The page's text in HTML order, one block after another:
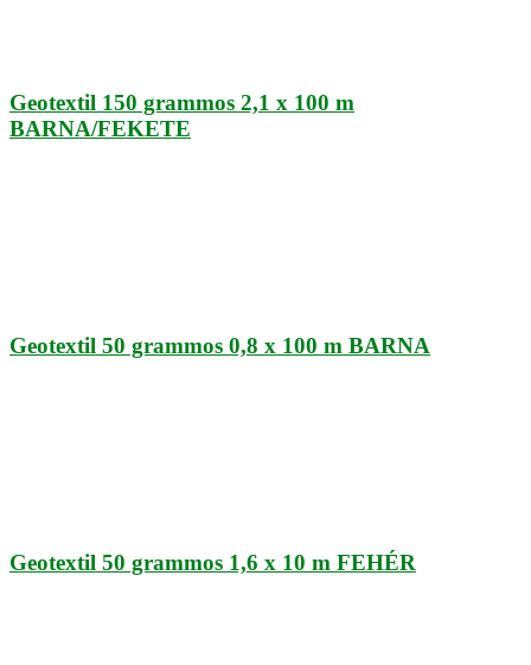
Geotextil 150 grammos 2,1 x 100 m
BARNA/FEKETE
Geotextil 50 grammos 0,8 x 100 m BARNA
Geotextil 50 grammos 1,6 x 10 m FEHÉR